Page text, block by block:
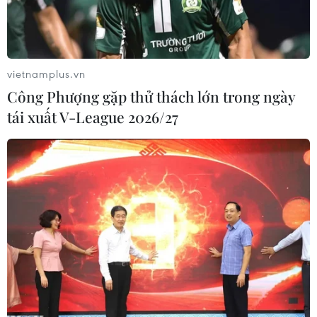
Rafah.
Cảnh đổ nát sau các cuộc không kích của Israel xuống Dải
Gaza ngày 27/3/2024. (Ảnh: THX/TTXVN)
Ngày 30/3, Ngoại trưởng Ai Cập Sameh Shoukry
và hai người đồng cấp Pháp Stéphane Séjourné
vietnamplus.vn
Công Phượng gặp thử thách lớn trong ngày
tái xuất V-League 2026/27